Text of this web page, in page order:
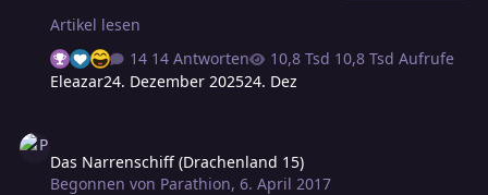
Artikel lesen
14 Antworten
10,8 Tsd Aufrufe
Eleazar24. Dezember 202524. Dez
Das Narrenschiff (Drachenland 15)
Begonnen von Parathion,6. April 2017